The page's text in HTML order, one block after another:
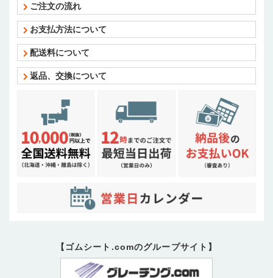
ご注文の流れ
お支払方法について
配送料について
返品、交換について
【ゴムシート.comのグループサイト】